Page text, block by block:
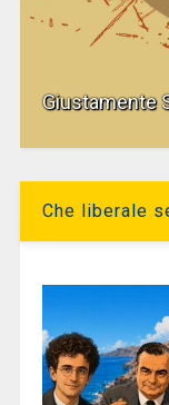
Giustamente
Che liberale